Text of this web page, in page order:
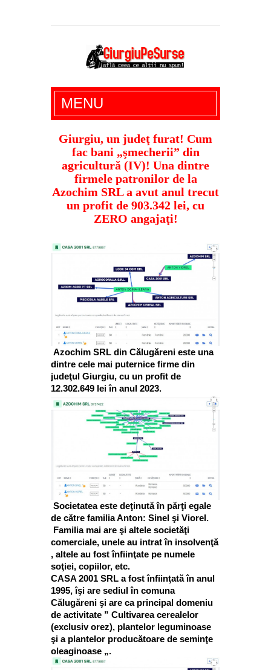
Giurgiu Pe Surse – actualitate giurgiu,
administratie giurgiu, stiri politice, social
economic, editoriale giurgiu, dezvaluiri,
soc, cancan, stiri locale
MENU
Giurgiu, un judeţ furat! Cum
fac bani „şmecherii” din
agricultură (IV)! Una dintre
firmele patronilor de la
Azochim SRL a avut anul trecut
un profit de 903.342 lei, cu
ZERO angajaţi!
Azochim SRL din Călugăreni este una
dintre cele mai puternice firme din
judeţul Giurgiu, cu un profit de
12.302.649 lei în anul 2023.
Societatea este deţinută în părţi egale
de către familia Anton: Sinel şi Viorel.
Familia mai are şi altele societăţi
comerciale, unele au intrat în insolvenţă
, altele au fost înfiinţate pe numele
soţiei, copiilor, etc.
CASA 2001 SRL a fost înfiinţată în anul
1995, îşi are sediul în comuna
Călugăreni şi are ca principal domeniu
de activitate ” Cultivarea cerealelor
(exclusiv orez), plantelor leguminoase
şi a plantelor producătoare de seminţe
oleaginoase „.